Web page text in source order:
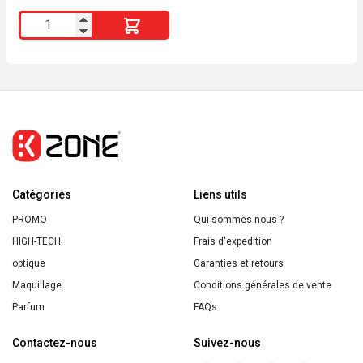
quantité
de
Pierre
Fabre
250g
Catégories
PROMO
HIGH-TECH
optique
Maquillage
Parfum
Liens utils
Qui sommes nous ?
Frais d'expedition
Garanties et retours
Conditions générales de vente
FAQs
Contactez-nous Suivez-nous